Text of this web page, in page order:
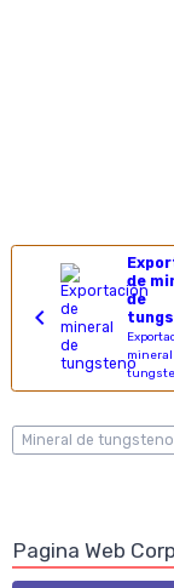
de
de
mineral
Mineral de
Pagina Web